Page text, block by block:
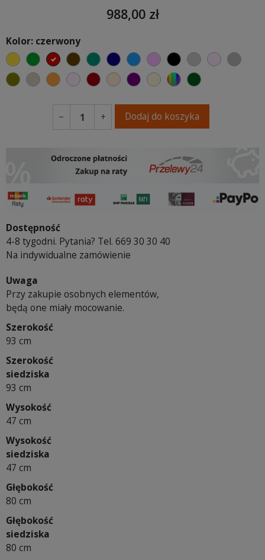
988,00 zł
Kolor: czerwony
żółtyzielonyczerwonyczekoladowy
turkusowygranatowyniebieski
różowyczarnyjasnoszary
jasny róż
szary
oliwkowy
beżowypomarańczowy
pastelowy róż
bordowyciepły kremowy
fioletowa purpura
ecru beżowy
wybór koloru
ciemno zielony
− + Dodaj do koszyka
Dostępność
4-8 tygodni. Pytania? Tel. 669 30 30 40
Na indywidualne zamówienie
Uwaga
Przy zakupie osobnych elementów,
będą one miały mocowanie.
Szerokość
93 cm
Szerokość
siedziska
93 cm
Wysokość
47 cm
Wysokość
siedziska
47 cm
Głębokość
80 cm
Głębokość
siedziska
80 cm